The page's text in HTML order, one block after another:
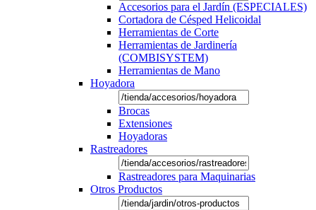
Accesorios para el Jardín (ESPECIALES)
Cortadora de Césped Helicoidal
Herramientas de Corte
Herramientas de Jardinería
(COMBISYSTEM)
Herramientas de Mano
Hoyadora
Brocas
Extensiones
Hoyadoras
Rastreadores
Rastreadores para Maquinarias
Otros Productos